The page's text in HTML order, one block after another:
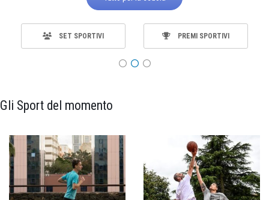
SET SPORTIVI PREMI SPORTIVI
Gli Sport del momento